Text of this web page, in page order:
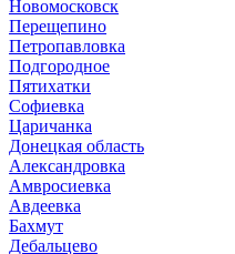
Новомосковск
Перещепино
Петропавловка
Подгородное
Пятихатки
Софиевка
Царичанка
Донецкая область
Александровка
Амвросиевка
Авдеевка
Бахмут
Дебальцево